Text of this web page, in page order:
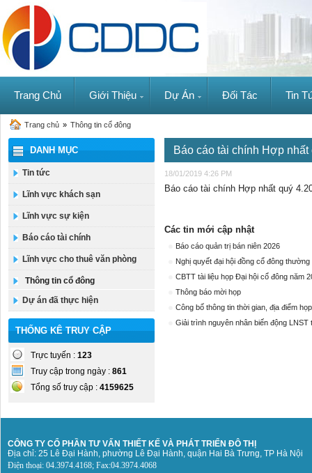
Trang Chủ Giới Thiệu Dự Án Đối Tác Tin
Trang chủ » Thông tin cổ đông
DANH MỤC
Tin tức
Lĩnh vực khách sạn
Lĩnh vực sự kiện
Báo cáo tài chính
Lĩnh vực cho thuê văn phòng
Thông tin cổ đông
Dự án đã thực hiện
THỐNG KÊ TRUY CẬP
Trực tuyến : 123
Truy cập trong ngày : 861
Tổng số truy cập : 4159625
Báo cáo tài chính Hợp nhất
18/01/2019 4:26 PM
Báo cáo tài chính Hợp nhất quý
Các tin mới cập nhật
Báo cáo quản trị bán niên 2026
Nghị quyết đại hội đồng cổ đông thường
CBTT tài liệu họp Đại hội cổ đông năm
Thông báo mời họp
Công bố thông tin thời gian, địa điểm
Giải trình nguyên nhân biến động
CÔNG TY CỔ PHẦN TƯ VẤN THIẾT KẾ VÀ PHÁT TRIỂN ĐÔ THỊ
Địa chỉ: 25 Lê Đại Hành, phường Lê Đại Hành, quận Hai Bà Trưng, TP Hà Nội
Điện thoại: 04.3974.4168; Fax:04.3974.4068